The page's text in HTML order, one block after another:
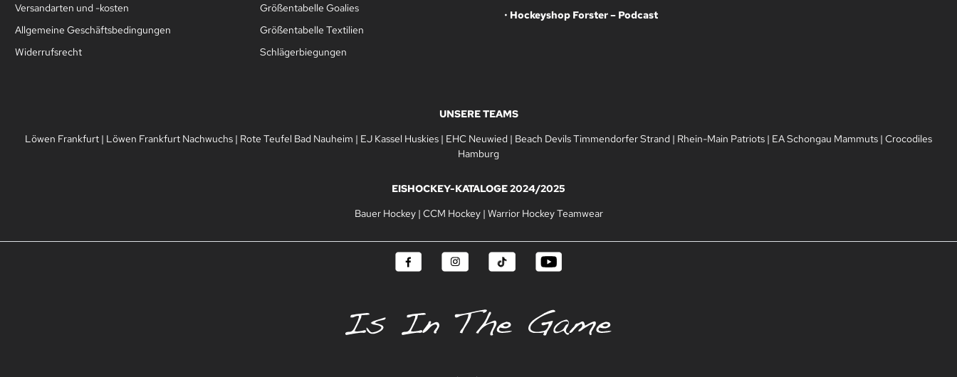
Versandarten und -kosten
Allgemeine Geschäftsbedingungen
Widerrufsrecht
Größentabelle Goalies
Größentabelle Textilien
Schlägerbiegungen
• Hockeyshop Forster – Podcast
UNSERE TEAMS
Löwen Frankfurt | Löwen Frankfurt Nachwuchs | Rote Teufel Bad Nauheim | EJ Kassel Huskies | EHC Neuwied | Beach Devils Timmendorfer Strand | Rhein-Main Patriots | EA Schongau Mammuts | Crocodiles
Hamburg
EISHOCKEY-KATALOGE 2024/2025
Bauer Hockey| CCM Hockey| Warrior Hockey Teamwear